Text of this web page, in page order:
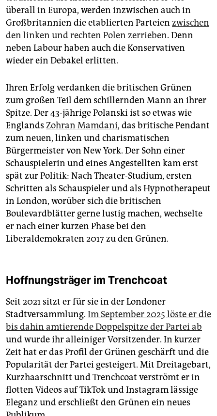
überall in Europa, werden inzwischen auch in
Großbritannien die etablierten Parteien zwischen
den linken und rechten Polen zerrieben. Denn
neben Labour haben auch die Konservativen
wieder ein Debakel erlitten.
Ihren Erfolg verdanken die britischen Grünen
zum großen Teil dem schillernden Mann an ihrer
Spitze. Der 43-jährige Polanski ist so etwas wie
Englands Zohran Mamdani, das britische Pendant
zum neuen, linken und charismatischen
Bürgermeister von New York. Der Sohn einer
Schauspielerin und eines Angestellten kam erst
spät zur Politik: Nach Theater-Studium, ersten
Schritten als Schauspieler und als Hypnotherapeut
in London, worüber sich die britischen
Boulevardblätter gerne lustig machen, wechselte
er nach einer kurzen Phase bei den
Liberaldemokraten 2017 zu den Grünen.
Hoffnungsträger im Trenchcoat
Seit 2021 sitzt er für sie in der Londoner
Stadtversammlung. Im September 2025 löste er die
bis dahin amtierende Doppelspitze der Partei ab
und wurde ihr alleiniger Vorsitzender. In kurzer
Zeit hat er das Profil der Grünen geschärft und die
Popularität der Partei gesteigert. Mit Dreitagebart,
Kurzhaarschnitt und Trenchcoat verströmt er in
flotten Videos auf TikTok und Instagram lässige
Eleganz und erschließt den Grünen ein neues